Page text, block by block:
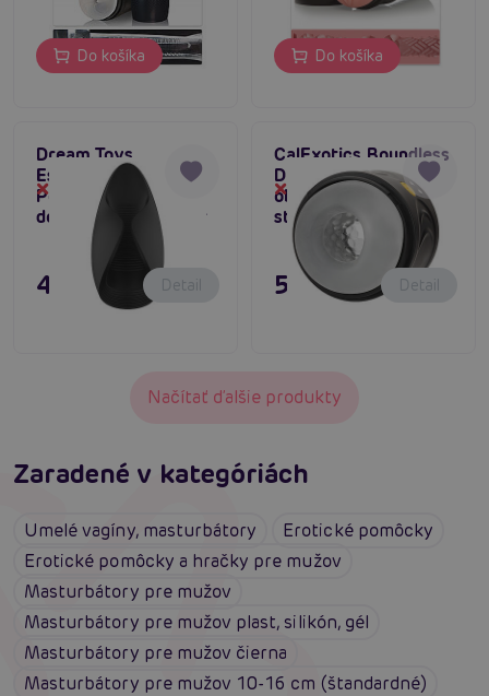
Do košíka Do košíka
Dream Toys
Essentials Smooth
Power Stroker,
dobíjací masturbátor
Dočasne vypredané
47,80 € Detail
CalExotics Boundless
Dual Motor Stroker,
obojstranný
stimulátor penisu
Dočasne vypredané
59,80 € Detail
Načítať ďalšie produkty
Zaradené v kategóriách
Umelé vagíny, masturbátory
Erotické pomôcky
Erotické pomôcky a hračky pre mužov
Masturbátory pre mužov
Masturbátory pre mužov plast, silikón, gél
Masturbátory pre mužov čierna
Masturbátory pre mužov 10-16 cm (štandardné)